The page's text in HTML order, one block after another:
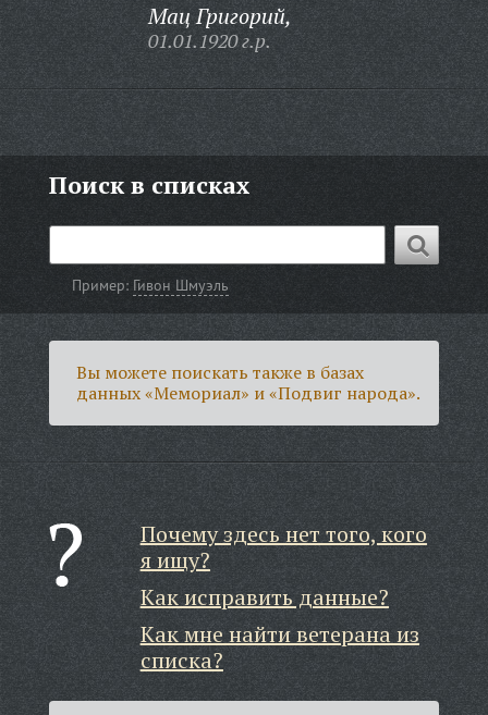
Мац Григорий,
01.01.1920 г.р.
Поиск в списках
Пример: Гивон Шмуэль
Вы можете поискать также в базах
данных «Мемориал» и «Подвиг народа».
Почему здесь нет того, кого
я ищу?
Как исправить данные?
Как мне найти ветерана из
списка?